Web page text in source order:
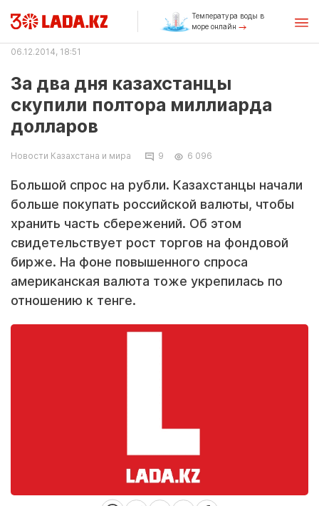
Температура воды в
море онлайн
06.12.2014, 18:51
За два дня казахстанцы
скупили полтора миллиарда
долларов
Новости Казахстана и мира 9 6 096
Большой спрос на рубли. Казахстанцы начали
больше покупать российской валюты, чтобы
хранить часть сбережений. Об этом
свидетельствует рост торгов на фондовой
бирже. На фоне повышенного спроса
американская валюта тоже укрепилась по
отношению к тенге.